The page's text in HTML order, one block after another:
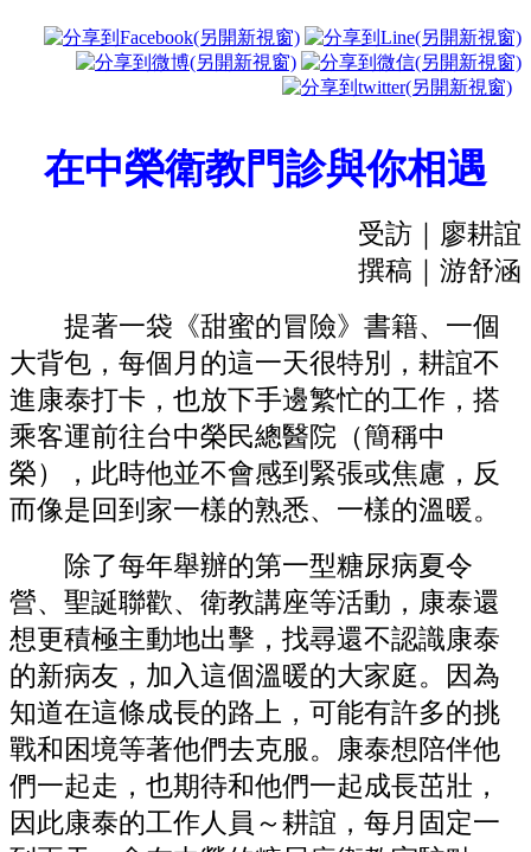
在中榮衛教門診與你相遇
受訪｜廖耕誼
撰稿｜游舒涵
提著一袋《甜蜜的冒險》書籍、一個
大背包，每個月的這一天很特別，耕誼不
進康泰打卡，也放下手邊繁忙的工作，搭
乘客運前往台中榮民總醫院（簡稱中
榮），此時他並不會感到緊張或焦慮，反
而像是回到家一樣的熟悉、一樣的溫暖。
除了每年舉辦的第一型糖尿病夏令
營、聖誕聯歡、衛教講座等活動，康泰還
想更積極主動地出擊，找尋還不認識康泰
的新病友，加入這個溫暖的大家庭。因為
知道在這條成長的路上，可能有許多的挑
戰和困境等著他們去克服。康泰想陪伴他
們一起走，也期待和他們一起成長茁壯，
因此康泰的工作人員～耕誼，每月固定一